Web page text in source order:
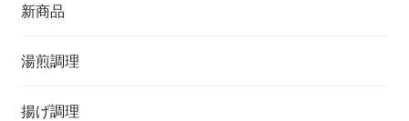
新商品
湯煎調理
揚げ調理